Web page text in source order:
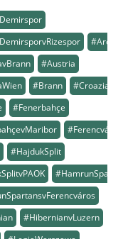
#Austria
#Brann
#Croazia
#Fenerbahçe
#Ferencváros
#HajdukSplit
#HibernianvLuzern